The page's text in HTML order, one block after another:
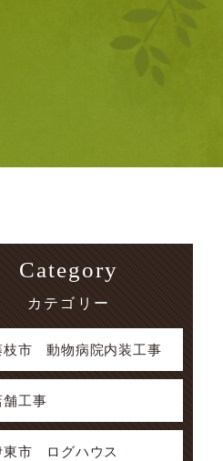
Category
カテゴリー
枝市 動物病院内装工事
舗工事
東市 ログハウス